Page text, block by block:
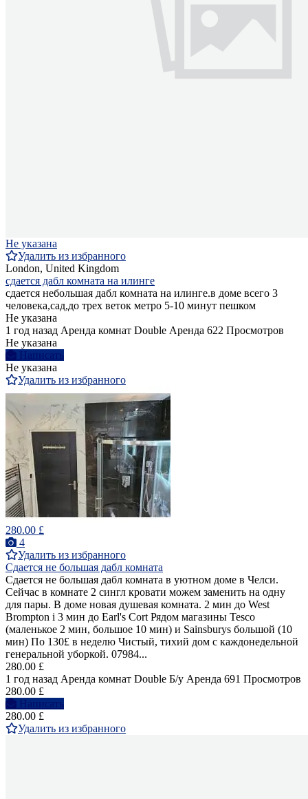
Не указана
Удалить из избранного
London, United Kingdom
сдается дабл комната на илинге
сдается небольшая дабл комната на илинге.в доме всего 3
человека,сад,до трех веток метро 5-10 минут пешком
Не указана
1 год назад Аренда комнат Double Аренда 622 Просмотров
Не указана
Написать
Не указана
Удалить из избранного
280.00 £
4
Удалить из избранного
Сдается не большая дабл комната
Сдается не большая дабл комната в уютном доме в Челси.
Сейчас в комнате 2 сингл кровати можем заменить на одну
для пары. В доме новая душевая комната. 2 мин до West
Brompton i 3 мин до Earl's Cort Рядом магазины Tesco
(маленькое 2 мин, большое 10 мин) и Sainsburys большой (10
мин) По 130£ в неделю Чистый, тихий дом с каждонедельной
генеральной уборкой. 07984...
280.00 £
1 год назад Аренда комнат Double Б/у Аренда 691 Просмотров
280.00 £
Написать
280.00 £
Удалить из избранного